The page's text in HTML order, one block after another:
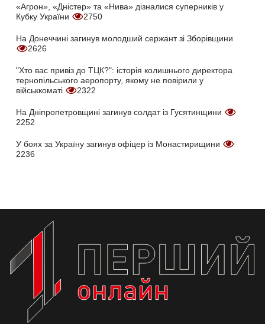
«Агрон», «Дністер» та «Нива» дізналися суперників у
Кубку України
2750
На Донеччині загинув молодший сержант зі Зборівщини
2626
"Хто вас привіз до ТЦК?": історія колишнього директора
тернопільського аеропорту, якому не повірили у
військкоматі
2322
На Дніпропетровщині загинув солдат із Гусятинщини
2252
У боях за Україну загинув офіцер із Монастирищини
2236